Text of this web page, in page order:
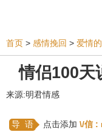
相亲 同性
挽救婚姻
姻缘测试
首页 > 感情挽回 > 爱情
情侣100天
来源:明君情感
导 语 点击添加 \/信 :